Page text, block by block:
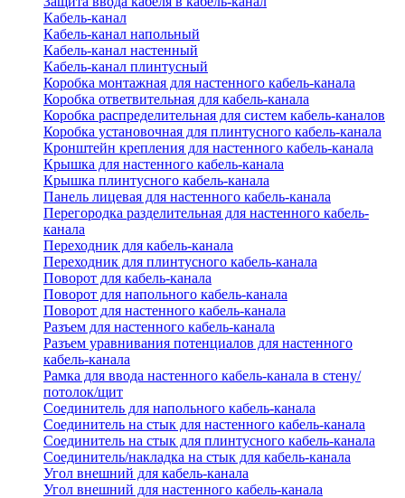
Кабель-канал
Кабель-канал напольный
Кабель-канал настенный
Кабель-канал плинтусный
Коробка монтажная для настенного кабель-канала
Коробка ответвительная для кабель-канала
Коробка распределительная для систем кабель-каналов
Коробка установочная для плинтусного кабель-канала
Кронштейн крепления для настенного кабель-канала
Крышка для настенного кабель-канала
Крышка плинтусного кабель-канала
Панель лицевая для настенного кабель-канала
Перегородка разделительная для настенного кабель-
канала
Переходник для кабель-канала
Переходник для плинтусного кабель-канала
Поворот для кабель-канала
Поворот для напольного кабель-канала
Поворот для настенного кабель-канала
Разъем для настенного кабель-канала
Разъем уравнивания потенциалов для настенного
кабель-канала
Рамка для ввода настенного кабель-канала в стену/
потолок/щит
Соединитель для напольного кабель-канала
Соединитель на стык для настенного кабель-канала
Соединитель на стык для плинтусного кабель-канала
Соединитель/накладка на стык для кабель-канала
Угол внешний для кабель-канала
Угол внешний для настенного кабель-канала